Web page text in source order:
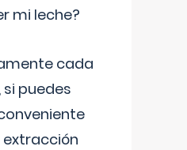
mi leche?
cada
puedes
extracción